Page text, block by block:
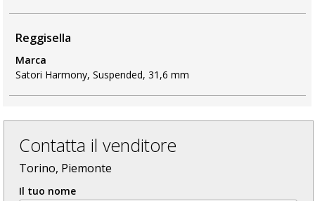
Reggisella
Marca
Satori Harmony, Suspended, 31,6 mm
Contatta il venditore
Torino, Piemonte
Il tuo nome